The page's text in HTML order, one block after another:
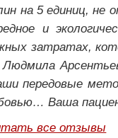
на 5 единиц, не
и
затратах,
передовые
Ваша
все отзывы